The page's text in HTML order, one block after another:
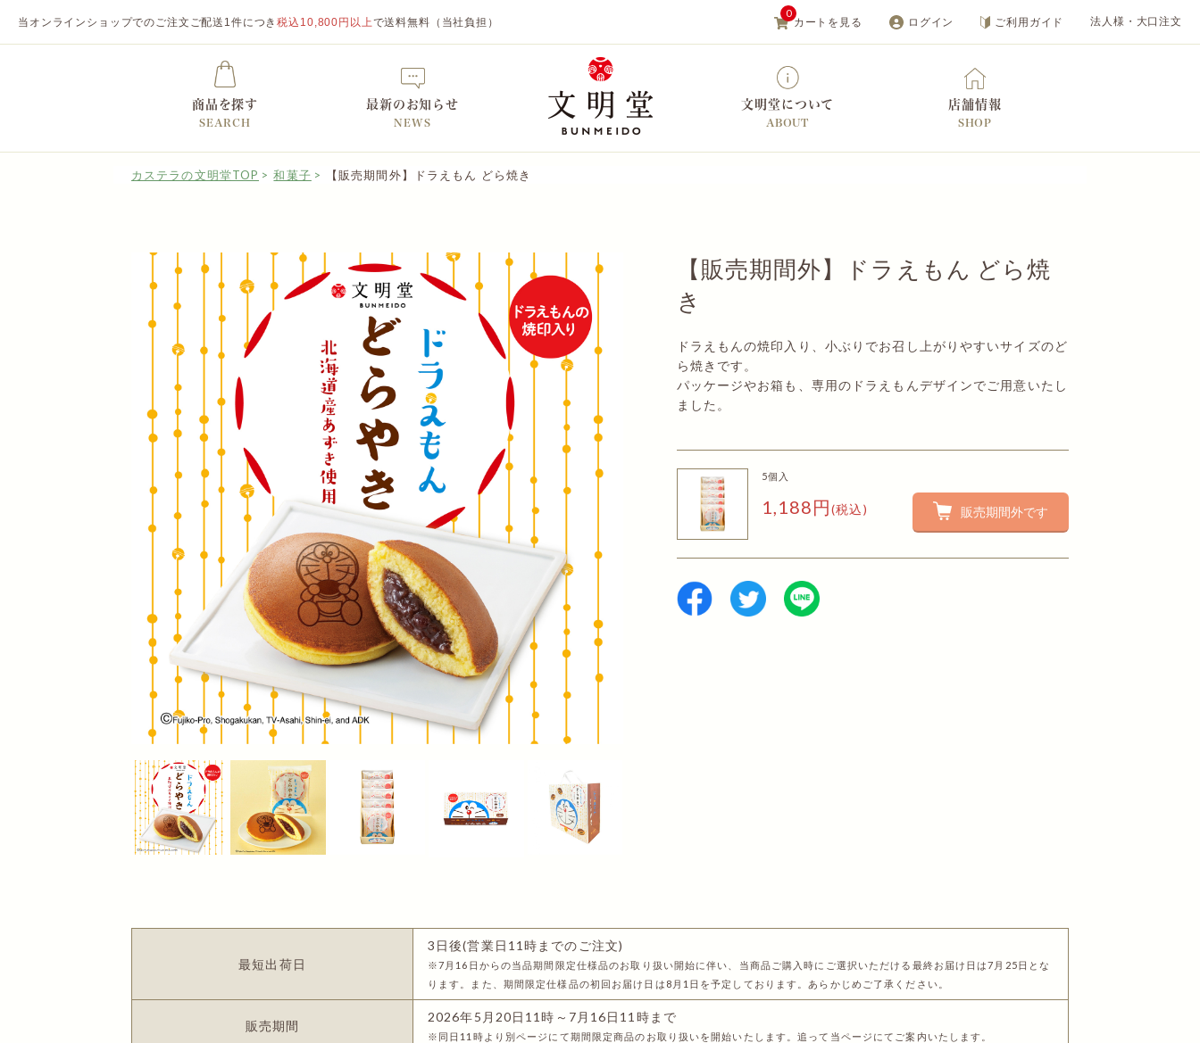
商品を探す
SEARCH
最新のお知らせ
NEWS
文明堂について
ABOUT
店舗情報
SHOP
当オンラインショップでのご注文ご配送1件につき税込10,800円以上で送料無料（当社負担） カートを見る
0
ログイン ご利用ガイド 法人様・大口注文
カステラの文明堂TOP 和菓子 【販売期間外】ドラえもん どら焼き
【販売期間外】ドラえもん どら焼
き
ドラえもんの焼印入り、小ぶりでお召し上がりやすいサイズのど
ら焼きです。
パッケージやお箱も、専用のドラえもんデザインでご用意いたし
ました。
5個入
1,188円(税込) 販売期間外です
最短出荷日
3日後(営業日11時までのご注文)
※7月16日からの当品期間限定仕様品のお取り扱い開始に伴い、当商品ご購入時にご選択いただける最終お届け日は7月25日とな
ります。また、期間限定仕様品の初回お届け日は8月1日を予定しております。あらかじめご了承ください。
販売期間
2026年5月20日11時～7月16日11時まで
※同日11時より別ページにて期間限定商品のお取り扱いを開始いたします。追って当ページにてご案内いたします。